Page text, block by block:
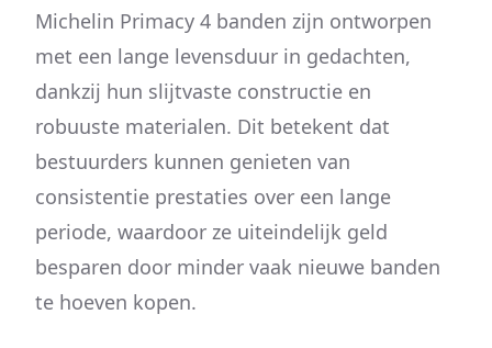
Michelin Primacy 4 banden zijn ontworpen
met een lange levensduur in gedachten,
dankzij hun slijtvaste constructie en
robuuste materialen. Dit betekent dat
bestuurders kunnen genieten van
consistentie prestaties over een lange
periode, waardoor ze uiteindelijk geld
besparen door minder vaak nieuwe banden
te hoeven kopen.